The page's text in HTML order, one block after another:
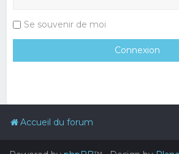
Se souvenir de moi
Accueil du forum